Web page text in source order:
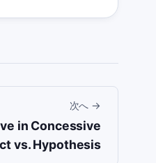
次へ →
in Concessive
vs. Hypothesis